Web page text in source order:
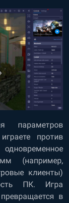
параметров
против
(например,
клиенты)
ПК. Игра
в